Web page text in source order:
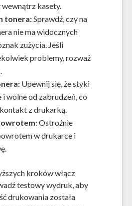
kasety.
tonera:Sprawdź, czy na
nie ma widocznych
zużycia. Jeśli
problemy, rozważ
Upewnij się, że styki
i wolne od zabrudzeń, co
z drukarką.
Ostrożnie
w drukarce i
kroków włącz
testowy wydruk, aby
drukowania została